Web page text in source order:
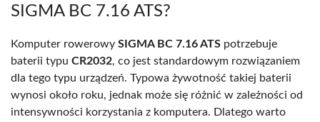
SIGMA BC 7.16 ATS?
Komputer rowerowy SIGMA BC 7.16 ATS potrzebuje
baterii typu CR2032, co jest standardowym rozwiązaniem
dla tego typu urządzeń. Typowa żywotność takiej baterii
wynosi około roku, jednak może się różnić w zależności od
intensywności korzystania z komputera. Dlatego warto